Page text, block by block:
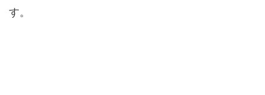
す。